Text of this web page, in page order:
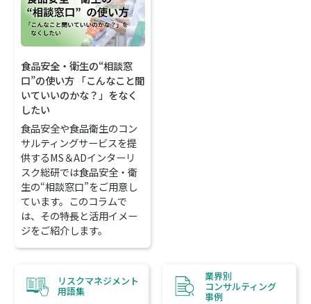
食品安全・衛生の“相談窓
口”の使い方 「こんなこと聞
いていいのかな？」をなく
したい
食品安全や食品衛生のコン
サルティングサービスを提
供するMS＆ADインターリ
スク総研では食品安全・衛
生の“相談窓口”をご用意し
ています。このコラムで
は、その特長と活用イメー
ジをご紹介します。
リスクマネジメント
用語集
業界別
コンサルティング
事例